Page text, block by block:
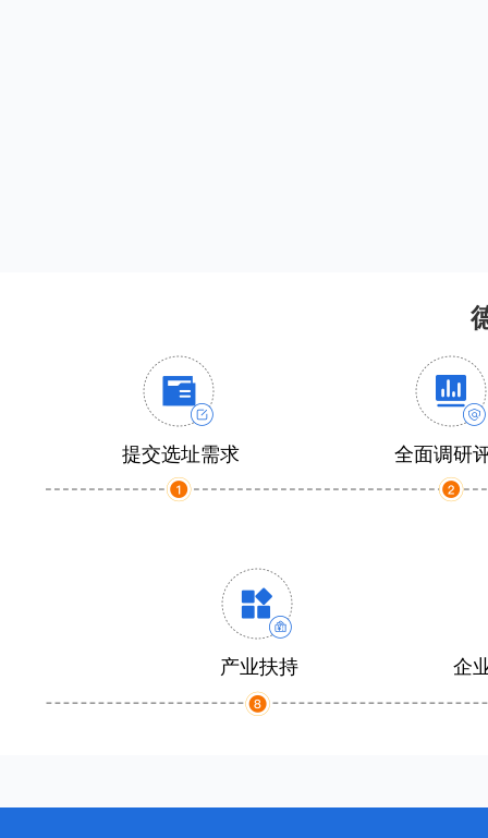
提交选址需求 全面调研
产业扶持 企